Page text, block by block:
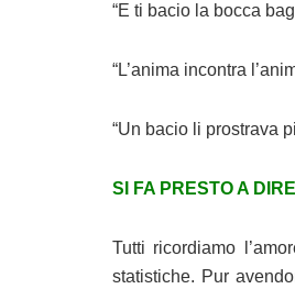
“E ti bacio la bocca
“L’anima incontra
“Un bacio li prostrava
SI FA PRESTO A
Tutti ricordiamo
statistiche. Pur